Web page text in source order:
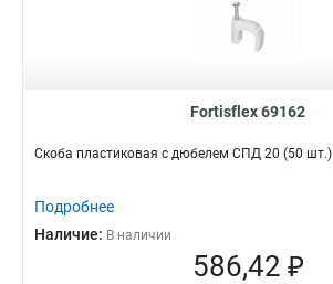
Fortisflex 69162
Скоба пластиковая с дюбелем СПД 20 (50 шт.)
Подробнее
Наличие: В наличии
586,42 ₽